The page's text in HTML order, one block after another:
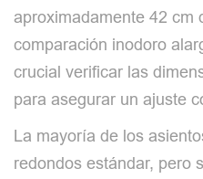
aproximadamente 42 cm
comparación inodoro
crucial verificar las
para asegurar un ajuste
La mayoría de los
redondos estándar, pero